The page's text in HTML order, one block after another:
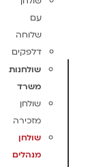
עם
שלוחה
דלפקים
שולחנות
משרד
שולחן
מזכירה
שולחן
מנהלים